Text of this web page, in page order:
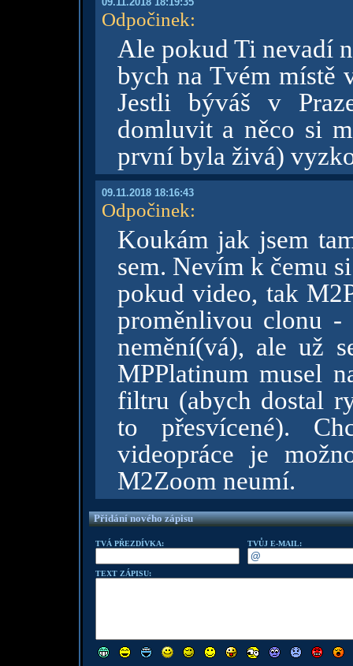
Odpočinek:
Ale pokud Ti nevadí
bych na Tvém místě
Jestli býváš v
domluvit a něco si
první byla živá)
09.11.2018 18:16:43
Odpočinek:
Koukám jak jsem
sem. Nevím k čemu
pokud video, tak
proměnlivou clonu -
nemění(vá), ale už
MPPlatinum musel
filtru (abych dostal
to přesvícené).
videopráce je
M2Zoom neumí.
Přidání nového zápisu
TVÁ PŘEZDÍVKA: TVŮJ E-MAIL:
TEXT ZÁPISU: